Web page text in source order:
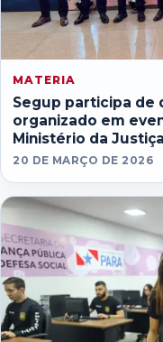
MATERIA
Segup participa de
organizado em
Ministério da Justiça
20 DE MARÇO DE 2026